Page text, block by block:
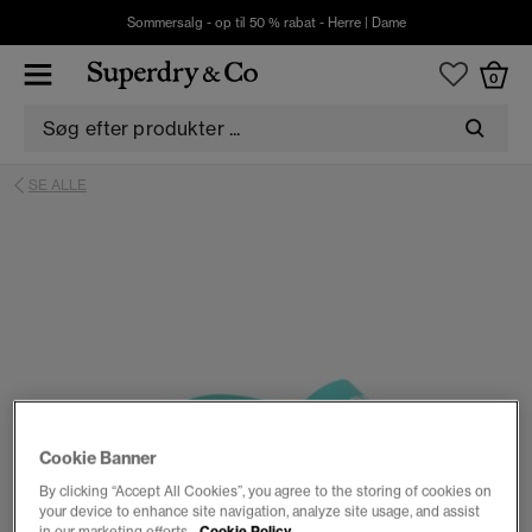
Sommersalg - op til 50 % rabat - Herre| Dame
0
SE ALLE
Cookie Banner
By clicking “Accept All Cookies”, you agree to the storing of cookies on
your device to enhance site navigation, analyze site usage, and assist